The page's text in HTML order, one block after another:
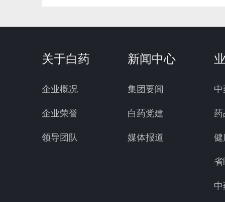
关于白药
企业概况
企业荣誉
领导团队
新闻中心
集团要闻
白药党建
媒体报道
药
健
省